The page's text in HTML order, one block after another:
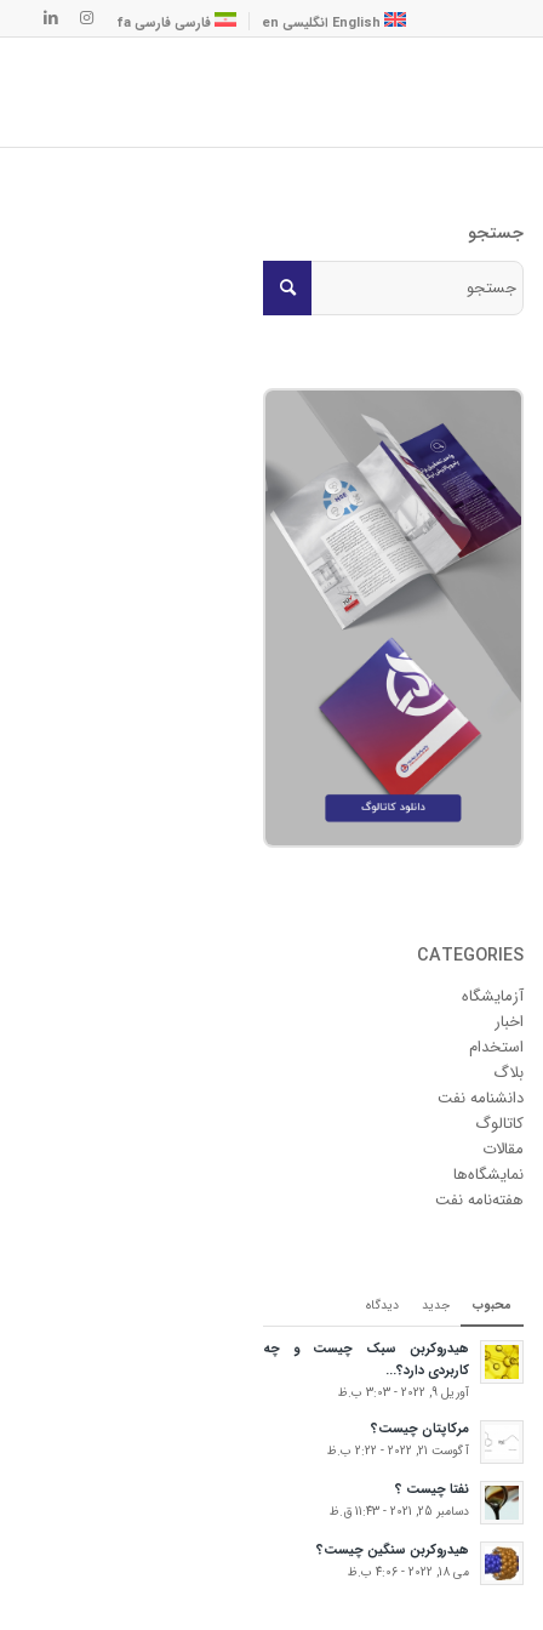
English انگلیسی en فارسیفارسیfa
جستجو
CATEGORIES
آزمایشگاه
اخبار
استخدام
بلاگ
دانشنامه نفت
کاتالوگ
مقالات
نمایشگاه‌ها
هفته‌نامه نفت
محبوب جدید دیدگاه‌
هیدروکربن سبک چیست و چه
کاربردی دارد؟...
آوریل 9, 2022 - 3:03 ب.ظ
مرکاپتان چیست؟
آگوست 21, 2022 - 2:22 ب.ظ
نفتا چیست ؟
دسامبر 25, 2021 - 11:43 ق.ظ
هیدروکربن سنگین چیست؟
می 18, 2022 - 4:06 ب.ظ